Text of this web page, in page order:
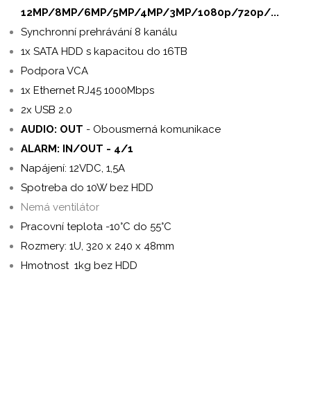
12MP/8MP/6MP/5MP/4MP/3MP/1080p/720p/...
Synchronní prehrávání 8 kanálu
1x SATA HDD s kapacitou do 16TB
Podpora VCA
1x Ethernet RJ45 1000Mbps
2x USB 2.0
AUDIO: OUT - Obousmerná komunikace
ALARM: IN/OUT - 4/1
Napájení: 12VDC, 1,5A
Spotreba do 10W bez HDD
Nemá ventilátor
Pracovní teplota -10°C do 55°C
Rozmery: 1U, 320 x 240 x 48mm
Hmotnost 1kg bez HDD